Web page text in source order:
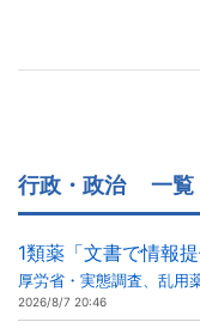
行政・政治 一覧
1類薬「文書で情報
厚労省・実態調査、乱用
2026/8/7 20:46